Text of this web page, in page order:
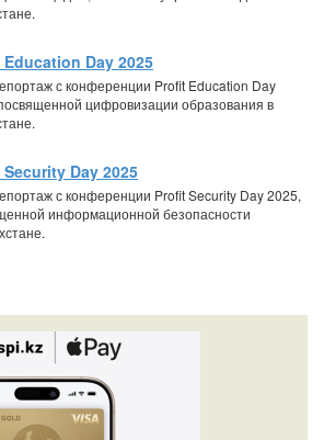
Day 2025
с конференции Profit Education Day
цифровизации образования в
Day 2025
с конференции Profit Security Day 2025,
информационной безопасности